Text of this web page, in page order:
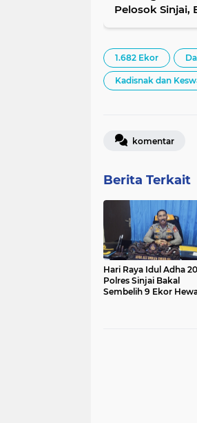
Pelosok Sinjai,
1.682 Ekor
Kadisnak dan
komentar
Berita Terkait
Hari Raya Idul Adha
Polres Sinjai Bakal
Sembelih 9 Ekor